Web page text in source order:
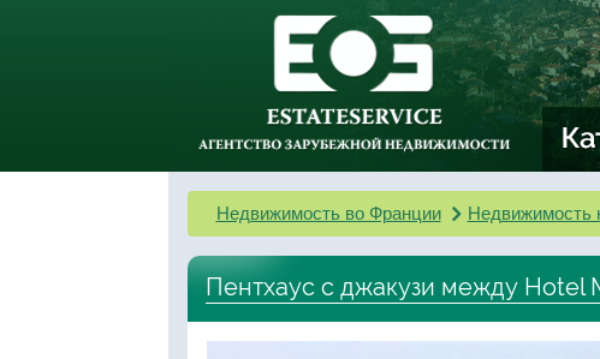
Недвижимость во Франции Недвижимость
Пентхаус с джакузи между Hotel